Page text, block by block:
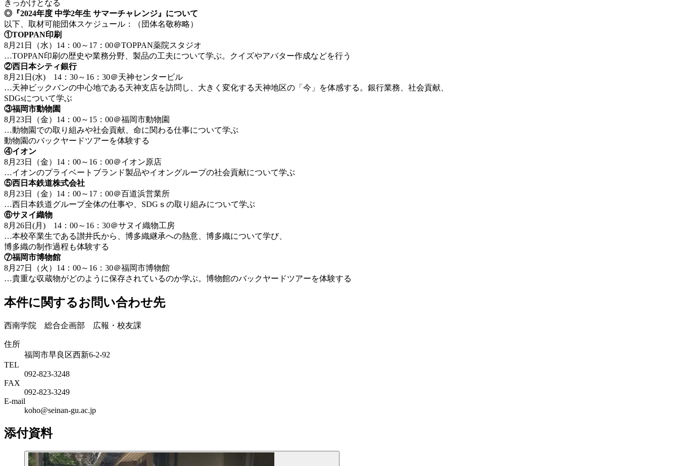
きっかけとなる
◎『2024年度 中学2年生 サマーチャレンジ』について
以下、取材可能団体スケジュール：（団体名敬称略）
①TOPPAN印刷
8月21日（水）14：00～17：00＠TOPPAN薬院スタジオ
…TOPPAN印刷の歴史や業務分野、製品の工夫について学ぶ。クイズやアバター作成などを行う
②西日本シティ銀行
8月21日(水) 14：30～16：30＠天神センタービル
…天神ビックバンの中心地である天神支店を訪問し、大きく変化する天神地区の「今」を体感する。銀行業務、社会貢献、
SDGsについて学ぶ
③福岡市動物園
8月23日（金）14：00～15：00＠福岡市動物園
…動物園での取り組みや社会貢献、命に関わる仕事について学ぶ
動物園のバックヤードツアーを体験する
④イオン
8月23日（金）14：00～16：00＠イオン原店
…イオンのプライベートブランド製品やイオングループの社会貢献について学ぶ
⑤西日本鉄道株式会社
8月23日（金）14：00～17：00＠百道浜営業所
…西日本鉄道グループ全体の仕事や、SDGｓの取り組みについて学ぶ
⑥サヌイ織物
8月26日(月) 14：00～16：30＠サヌイ織物工房
…本校卒業生である讃井氏から、博多織継承への熱意、博多織について学び、
博多織の制作過程も体験する
⑦福岡市博物館
8月27日（火）14：00～16：30＠福岡市博物館
…貴重な収蔵物がどのように保存されているのか学ぶ。博物館のバックヤードツアーを体験する
本件に関するお問い合わせ先
西南学院 総合企画部 広報・校友課
住所
福岡市早良区西新6-2-92
TEL
092-823-3248
FAX
092-823-3249
E-mail
koho@seinan-gu.ac.jp
添付資料